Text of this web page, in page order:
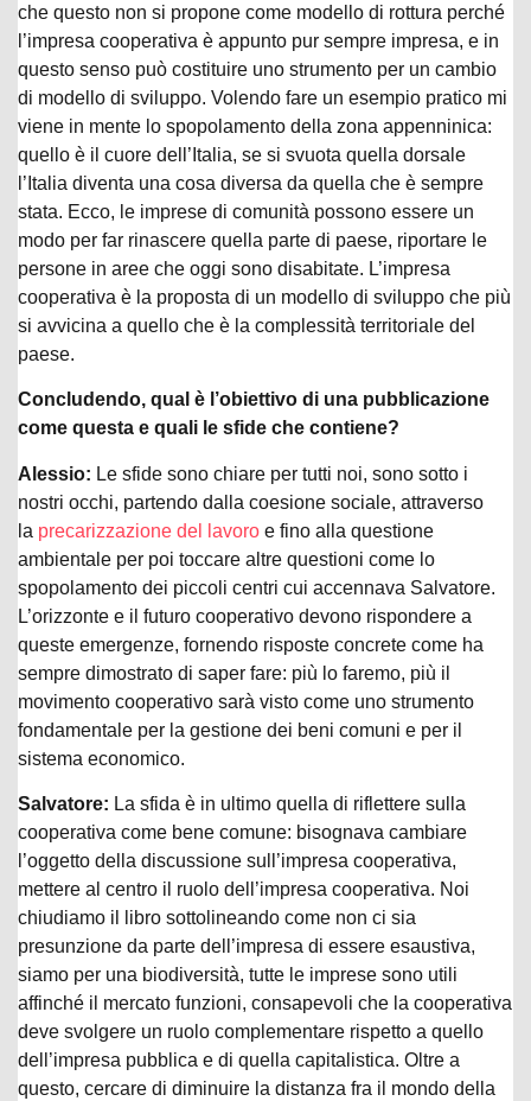
che questo non si propone come modello di rottura perché
l’impresa cooperativa è appunto pur sempre impresa, e in
questo senso può costituire uno strumento per un cambio
di modello di sviluppo. Volendo fare un esempio pratico mi
viene in mente lo spopolamento della zona appenninica:
quello è il cuore dell’Italia, se si svuota quella dorsale
l’Italia diventa una cosa diversa da quella che è sempre
stata. Ecco, le imprese di comunità possono essere un
modo per far rinascere quella parte di paese, riportare le
persone in aree che oggi sono disabitate. L’impresa
cooperativa è la proposta di un modello di sviluppo che più
si avvicina a quello che è la complessità territoriale del
paese.
Concludendo, qual è l’obiettivo di una pubblicazione
come questa e quali le sfide che contiene?
Alessio: Le sfide sono chiare per tutti noi, sono sotto i
nostri occhi, partendo dalla coesione sociale, attraverso
la precarizzazione del lavoro e fino alla questione
ambientale per poi toccare altre questioni come lo
spopolamento dei piccoli centri cui accennava Salvatore.
L’orizzonte e il futuro cooperativo devono rispondere a
queste emergenze, fornendo risposte concrete come ha
sempre dimostrato di saper fare: più lo faremo, più il
movimento cooperativo sarà visto come uno strumento
fondamentale per la gestione dei beni comuni e per il
sistema economico.
Salvatore: La sfida è in ultimo quella di riflettere sulla
cooperativa come bene comune: bisognava cambiare
l’oggetto della discussione sull’impresa cooperativa,
mettere al centro il ruolo dell’impresa cooperativa. Noi
chiudiamo il libro sottolineando come non ci sia
presunzione da parte dell’impresa di essere esaustiva,
siamo per una biodiversità, tutte le imprese sono utili
affinché il mercato funzioni, consapevoli che la cooperativa
deve svolgere un ruolo complementare rispetto a quello
dell’impresa pubblica e di quella capitalistica. Oltre a
questo, cercare di diminuire la distanza fra il mondo della